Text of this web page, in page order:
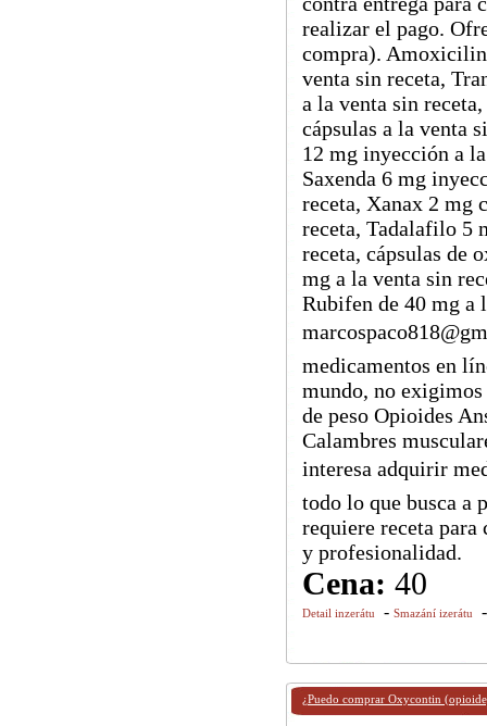
realizar el pago.
compra).
venta sin receta,
a la venta sin
cápsulas a la venta
12 mg inyección a
Saxenda 6 mg
receta, Xanax 2 mg
receta, Tadalafilo 5
receta, cápsulas de
mg a la venta sin
Rubifen de 40 mg a
medicamentos en
mundo, no
de peso Opioides
Calambres
interesa adquirir
todo lo que busca a
requiere receta para
y profesionalidad.
Cena: 40
Detail inzerátu - Smazání izerátu
¿Puedo comprar Oxycontin